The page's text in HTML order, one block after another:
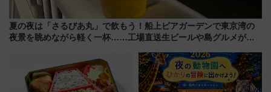
夏の夜は「さるびあ丸」で飲もう！船上ビアガーデンで東京湾の
夜景を眺めながら軽く一杯……工場直送生ビールや島グルメが美